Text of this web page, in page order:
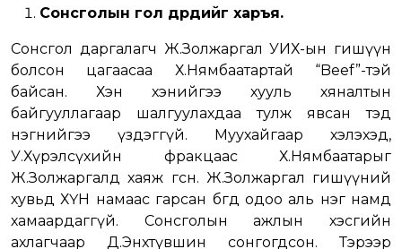
Сонсголын гол дүрүүдийг харъя.
Сонсгол даргалагч Ж.Золжаргал УИХ-ын гишүүн
болсон цагаасаа Х.Нямбаатартай “Beef”-тэй
байсан. Хэн хэнийгээ хууль хяналтын
байгууллагаар шалгуулахдаа тулж явсан тэд
нэгнийгээ үздэггүй. Муухайгаар хэлэхэд,
У.Хүрэлсүхийн фракцаас Х.Нямбаатарыг
Ж.Золжаргалд хаяж өгсөн. Ж.Золжаргал гишүүний
хувьд ХҮН намаас гарсан бөгөөд одоо аль нэг намд
хамаардаггүй. Сонсголын ажлын хэсгийн
ахлагчаар Д.Энхтүвшин сонгогдсон. Тэрээр